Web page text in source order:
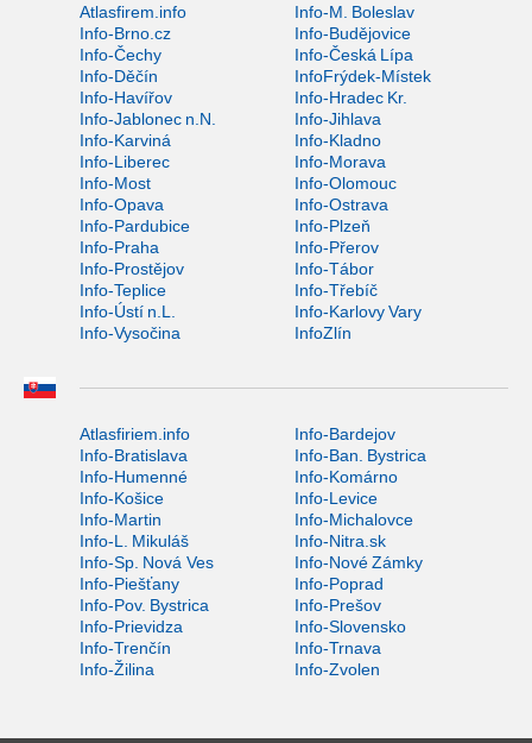
Atlasfirem.info
Info-M. Boleslav
Info-Brno.cz
Info-Budějovice
Info-Čechy
Info-Česká Lípa
Info-Děčín
InfoFrýdek-Místek
Info-Havířov
Info-Hradec Kr.
Info-Jablonec n.N.
Info-Jihlava
Info-Karviná
Info-Kladno
Info-Liberec
Info-Morava
Info-Most
Info-Olomouc
Info-Opava
Info-Ostrava
Info-Pardubice
Info-Plzeň
Info-Praha
Info-Přerov
Info-Prostějov
Info-Tábor
Info-Teplice
Info-Třebíč
Info-Ústí n.L.
Info-Karlovy Vary
Info-Vysočina
InfoZlín
Atlasfiriem.info
Info-Bardejov
Info-Bratislava
Info-Ban. Bystrica
Info-Humenné
Info-Komárno
Info-Košice
Info-Levice
Info-Martin
Info-Michalovce
Info-L. Mikuláš
Info-Nitra.sk
Info-Sp. Nová Ves
Info-Nové Zámky
Info-Piešťany
Info-Poprad
Info-Pov. Bystrica
Info-Prešov
Info-Prievidza
Info-Slovensko
Info-Trenčín
Info-Trnava
Info-Žilina
Info-Zvolen